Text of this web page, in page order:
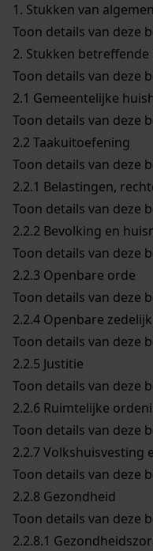
1. Stukken van
Toon details van deze
2. Stukken
Toon details van deze
2.1 Gemeentelijke
Toon details van deze
2.2 Taakuitoefening
Toon details van deze
2.2.1 Belastingen,
Toon details van deze
2.2.2 Bevolking en
Toon details van deze
2.2.3 Openbare orde
Toon details van deze
2.2.4 Openbare
Toon details van deze
2.2.5 Justitie
Toon details van deze
2.2.6 Ruimtelijke
Toon details van deze
2.2.7Volkshuisvesting
Toon details van deze
2.2.8 Gezondheid
Toon details van deze
2.2.8.1